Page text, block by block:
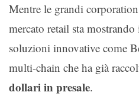
Mentre le grandi
mercato retail sta mostrando
soluzioni innovative come
multi-chain che ha già
dollari in presale.